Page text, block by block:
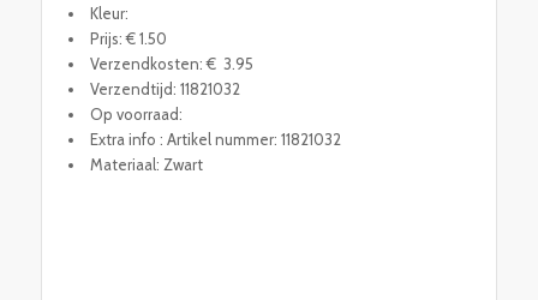
Kleur:
Prijs: € 1.50
Verzendkosten: € 3.95
Verzendtijd: 11821032
Op voorraad:
Extra info : Artikel nummer: 11821032
Materiaal: Zwart